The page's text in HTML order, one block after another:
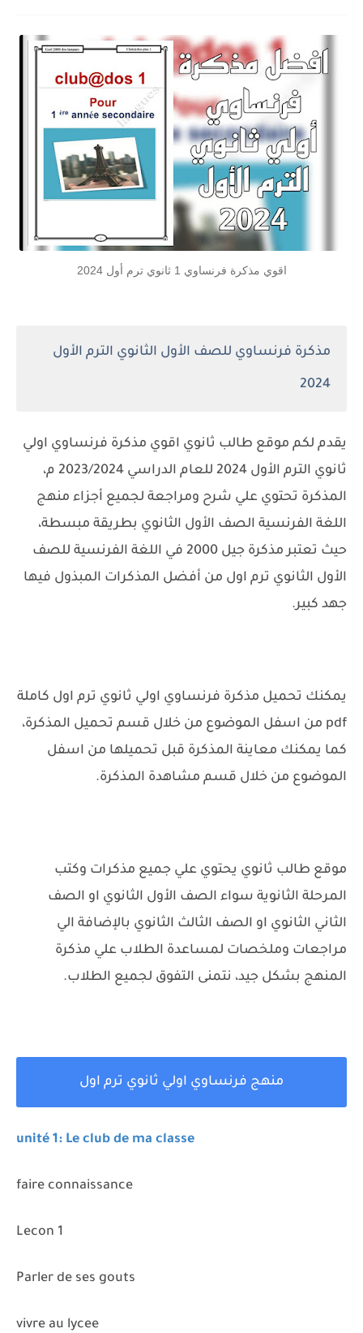
اقوي مذكرة فرنساوي 1 ثانوي ترم أول 2024
مذكرة فرنساوي للصف الأول الثانوي الترم الأول
2024
يقدم لكم موقع طالب ثانوي اقوي مذكرة فرنساوي اولي
ثانوي الترم الأول 2024 للعام الدراسي 2023/2024 م،
المذكرة تحتوي علي شرح ومراجعة لجميع أجزاء منهج
اللغة الفرنسية الصف الأول الثانوي بطريقة مبسطة،
حيث تعتبر مذكرة جيل 2000 في اللغة الفرنسية للصف
الأول الثانوي ترم اول من أفضل المذكرات المبذول فيها
جهد كبير.
يمكنك تحميل مذكرة فرنساوي اولي ثانوي ترم اول كاملة
pdf من اسفل الموضوع من خلال قسم تحميل المذكرة،
كما يمكنك معاينة المذكرة قبل تحميلها من اسفل
الموضوع من خلال قسم مشاهدة المذكرة.
موقع طالب ثانوي يحتوي علي جميع مذكرات وكتب
المرحلة الثانوية سواء الصف الأول الثانوي او الصف
الثاني الثانوي او الصف الثالث الثانوي بالإضافة الي
مراجعات وملخصات لمساعدة الطلاب علي مذكرة
المنهج بشكل جيد، نتمنى التفوق لجميع الطلاب.
منهج فرنساوي اولي ثانوي ترم اول
unité 1: Le club de ma classe
faire connaissance
Lecon 1
Parler de ses gouts
vivre au lycee